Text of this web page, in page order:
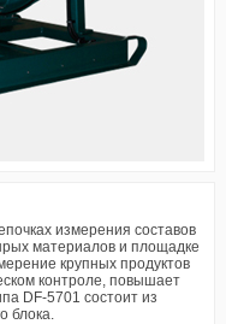
измерения составов
материалов и площадке
крупных продуктов
контроле, повышает
DF-5701 состоит из
блока.